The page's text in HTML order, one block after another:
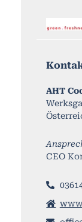
AHT
CEO